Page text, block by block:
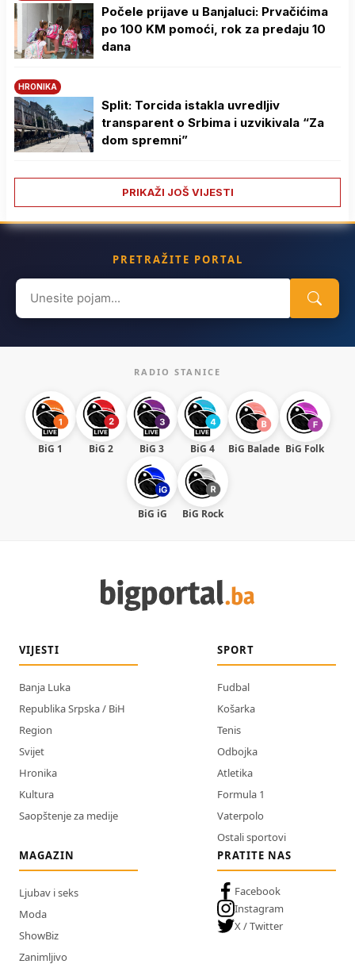
Počele prijave u Banjaluci: Prvačićima
po 100 KM pomoći, rok za predaju 10
dana
HRONIKA
Split: Torcida istakla uvredljiv
transparent o Srbima i uzvikivala “Za
dom spremni”
PRIKAŽI JOŠ VIJESTI
PRETRAŽITE PORTAL
Search
for:
RADIO STANICE
BiG 1 BiG 2 BiG 3 BiG 4 BiG Balade BiG Folk
BiG iG BiG Rock
VIJESTI
Banja Luka
Republika Srpska / BiH
Region
Svijet
Hronika
Kultura
Saopštenje za medije
SPORT
Fudbal
Košarka
Tenis
Odbojka
Atletika
Formula 1
Vaterpolo
Ostali sportovi
MAGAZIN
Ljubav i seks
Moda
ShowBiz
Zanimljivo
PRATITE NAS
Facebook
Instagram
X / Twitter